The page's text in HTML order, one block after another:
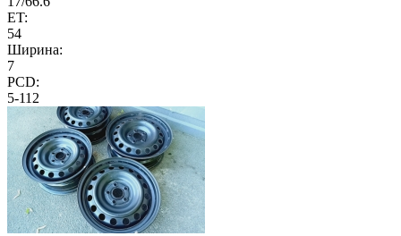
ET:
54
Ширина:
7
PCD:
5-112